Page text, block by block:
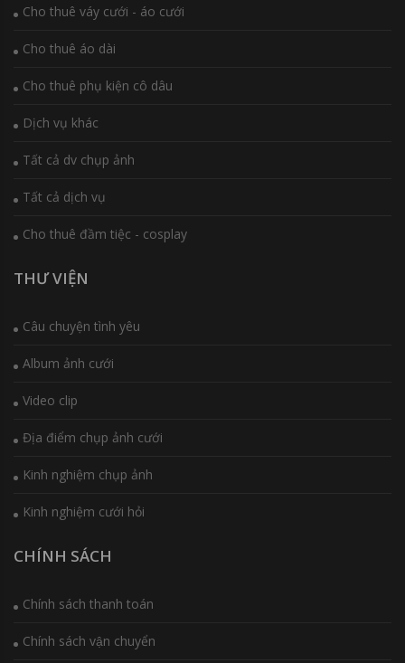
Cho thuê váy cưới - áo cưới
Cho thuê áo dài
Cho thuê phụ kiện cô dâu
Dịch vụ khác
Tất cả dv chụp ảnh
Tất cả dịch vụ
Cho thuê đầm tiệc - cosplay
THƯ VIỆN
Câu chuyện tình yêu
Album ảnh cưới
Video clip
Địa điểm chụp ảnh cưới
Kinh nghiệm chụp ảnh
Kinh nghiệm cưới hỏi
CHÍNH SÁCH
Chính sách thanh toán
Chính sách vận chuyển